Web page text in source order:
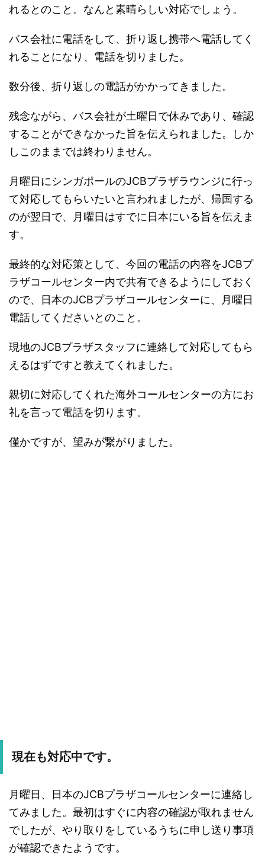
れるとのこと。なんと素晴らしい対応でしょう。
バス会社に電話をして、折り返し携帯へ電話してく
れることになり、電話を切りました。
数分後、折り返しの電話がかかってきました。
残念ながら、バス会社が土曜日で休みであり、確認
することができなかった旨を伝えられました。しか
しこのままでは終わりません。
月曜日にシンガポールのJCBプラザラウンジに行っ
て対応してもらいたいと言われましたが、帰国する
のが翌日で、月曜日はすでに日本にいる旨を伝えま
す。
最終的な対応策として、今回の電話の内容をJCBプ
ラザコールセンター内で共有できるようにしておく
ので、日本のJCBプラザコールセンターに、月曜日
電話してくださいとのこと。
現地のJCBプラザスタッフに連絡して対応してもら
えるはずですと教えてくれました。
親切に対応してくれた海外コールセンターの方にお
礼を言って電話を切ります。
僅かですが、望みが繋がりました。
現在も対応中です。
月曜日、日本のJCBプラザコールセンターに連絡し
てみました。最初はすぐに内容の確認が取れません
でしたが、やり取りをしているうちに申し送り事項
が確認できたようです。